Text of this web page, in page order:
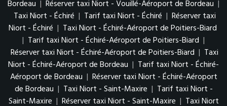
Bordeau | Réserver taxi Niort - Vouillé-Aéroport de Bordeau |
Taxi Niort - Échiré | Tarif taxi Niort - Échiré | Réserver taxi
Niort - Échiré | Taxi Niort - Échiré-Aéroport de Poitiers-Biard
| Tarif taxi Niort - Échiré-Aéroport de Poitiers-Biard |
Réserver taxi Niort - Échiré-Aéroport de Poitiers-Biard | Taxi
Niort - Échiré-Aéroport de Bordeau | Tarif taxi Niort - Échiré-
Aéroport de Bordeau | Réserver taxi Niort - Échiré-Aéroport
de Bordeau | Taxi Niort - Saint-Maxire | Tarif taxi Niort -
Saint-Maxire | Réserver taxi Niort - Saint-Maxire | Taxi Niort